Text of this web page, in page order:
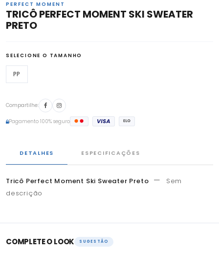
PERFECT MOMENT
TRICÔ PERFECT MOMENT SKI SWEATER
PRETO
SELECIONE O TAMANHO
PP
Compartilhe:
Pagamento 100% seguro
DETALHES ESPECIFICAÇÕES
Tricô Perfect Moment Ski Sweater Preto —
Sem
descrição
COMPLETE O LOOK SUGESTÃO